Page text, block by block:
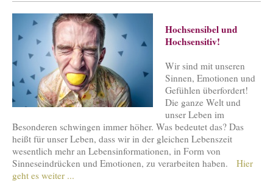
Hochsensibel und
Hochsensitiv!
Wir sind mit unseren
Sinnen, Emotionen und
Gefühlen überfordert!
Die ganze Welt und
unser Leben im
Besonderen schwingen immer höher. Was bedeutet das? Das
heißt für unser Leben, dass wir in der gleichen Lebenszeit
wesentlich mehr an Lebensinformationen, in Form von
Sinneseindrücken und Emotionen, zu verarbeiten haben. Hier
geht es weiter ...